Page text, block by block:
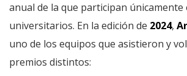
anual de la que participan únicamente
universitarios. En la edición de 2024,
uno de los equipos que asistieron y
premios distintos: